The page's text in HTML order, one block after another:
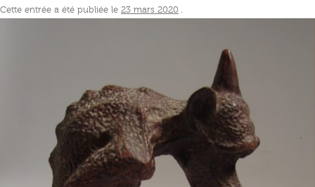
Cette entrée a été publiée le 23 mars 2020 .